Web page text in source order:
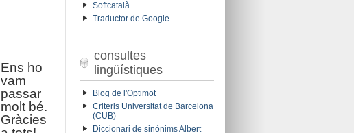
Ens ho
vam
passar
molt bé.
Gràcies
Softcatalà
Traductor de Google
consultes
lingüístiques
Blog de l'Optimot
Criteris Universitat de Barcelona
(CUB)
Diccionari de sinònims Albert